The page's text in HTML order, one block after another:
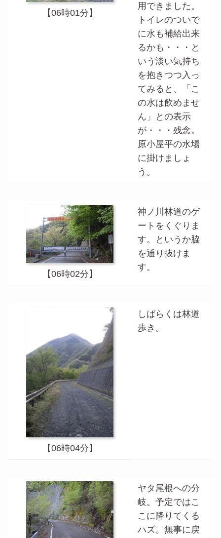
【06時01分】
用できました。
トイレのついで
に水も補給出来
るかも・・・と
いう淡い気持ち
を抱きつつ入っ
てみると、「こ
の水は飲めませ
ん」との表示
が・・・残念。
原小屋平の水場
に掛けましょ
う。
【06時02分】
神ノ川林道のゲ
ートをくぐりま
す。というか脇
を通り抜けま
す。
【06時04分】
しばらくは林道
歩き。
ヤタ尾根への分
岐。予定ではこ
こに降りてくる
ハズ。無事に戻